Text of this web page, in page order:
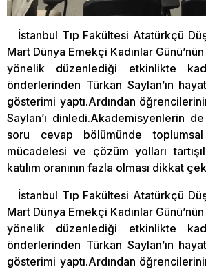
İstanbul Tıp Fakültesi Atatürkçü
Mart Dünya Emekçi Kadınlar
yönelik düzenlediği etkinlikte
önderlerinden Türkan Saylan’ın
gösterimi yaptı.Ardından
Saylan’ı dinledi.Akademisyenlerin de
soru cevap bölümünde
mücadelesi ve çözüm yolları
katılım oranının fazla olması dikkat
İstanbul Tıp Fakültesi Atatürkçü
Mart Dünya Emekçi Kadınlar
yönelik düzenlediği etkinlikte
önderlerinden Türkan Saylan’ın
gösterimi yaptı.Ardından